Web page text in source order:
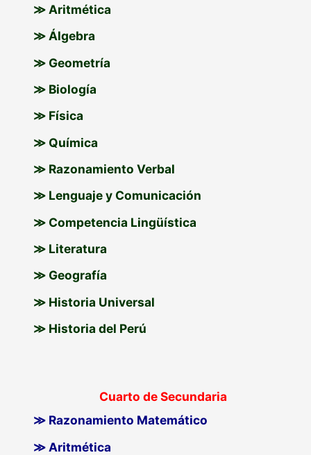
≫ Aritmética
≫ Álgebra
≫ Geometría
≫ Biología
≫ Física
≫ Química
≫ Razonamiento Verbal
≫ Lenguaje y Comunicación
≫ Competencia Lingüística
≫ Literatura
≫ Geografía
≫ Historia Universal
≫ Historia del Perú
Cuarto de Secundaria
≫ Razonamiento Matemático
≫ Aritmética